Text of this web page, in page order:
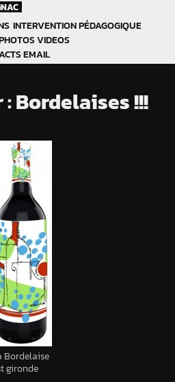
INTERVENTION PÉDAGOGIQUE
VIDEOS
EMAIL
Bordelaises !!!
Bordelaise
gironde